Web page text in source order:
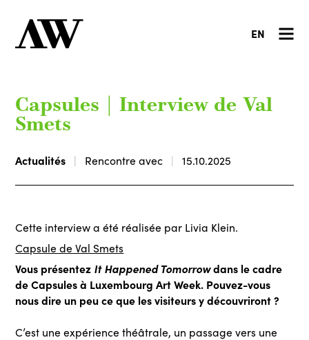
EN
Capsules | Interview de Val
Smets
Actualités Rencontre avec 15.10.2025
Cette interview a été réalisée par Livia Klein.
Capsule de Val Smets
Vous présentez It Happened Tomorrowdans le cadre
de Capsules à Luxembourg Art Week. Pouvez-vous
nous dire un peu ce que les visiteurs y découvriront ?
C’est une expérience théâtrale, un passage vers une